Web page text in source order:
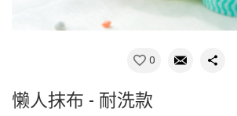
0
懒人抹布 - 耐洗款